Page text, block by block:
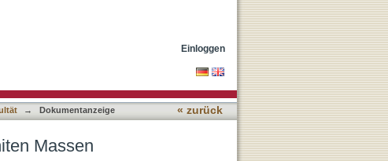
Einloggen
→ Dokumentanzeige « zurück
Massen